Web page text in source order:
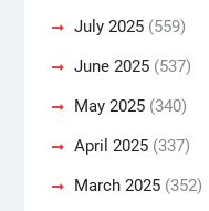
July 2025(559)
June 2025(537)
May 2025(340)
April 2025(337)
March 2025(352)